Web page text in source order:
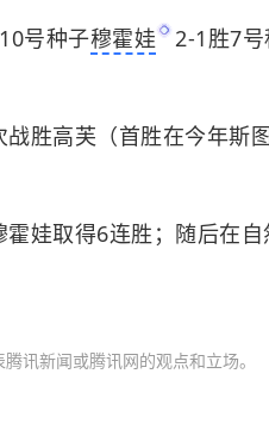
号种子穆霍娃 2-1胜7
胜高芙（首胜在今年斯
娃取得6连胜；随后在
讯新闻或腾讯网的观点和立场。